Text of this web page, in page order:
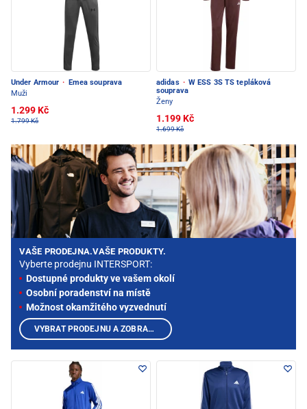
Under Armour · Emea souprava
Muži
1.299 Kč
1.799 Kč
adidas · W ESS 3S TS tepláková
souprava
Ženy
1.199 Kč
1.699 Kč
VAŠE PRODEJNA.VAŠE PRODUKTY.
Vyberte prodejnu INTERSPORT:
Dostupné produkty ve vašem okolí
Osobní poradenství na místě
Možnost okamžitého vyzvednutí
VYBRAT PRODEJNU A ZOBRAZIT PRODUKTY